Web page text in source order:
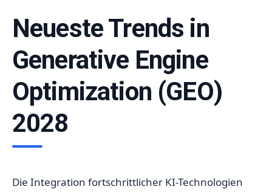
Neueste Trends in
Generative Engine
Optimization (GEO)
2028
Die Integration fortschrittlicher KI-Technologien